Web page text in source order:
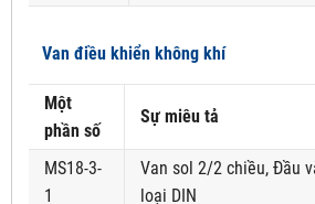
Van điều khiển không khí
Một
phần số
Sự miêu tả
MS18-3-
1
Van sol 2/2 chiều, Đầu
loại DIN